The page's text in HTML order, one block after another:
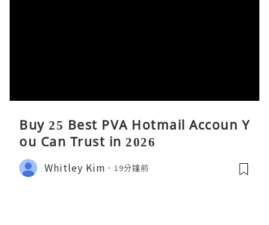
Buy 25 Best PVA Hotmail Accoun Y
ou Can Trust in 2026
Whitley Kim 19分鐘前